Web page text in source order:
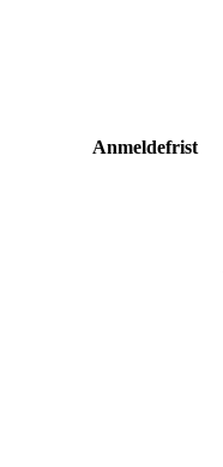
Anmeldefrist